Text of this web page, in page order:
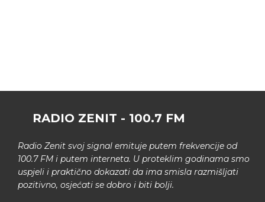
RADIO ZENIT - 100.7 FM
Radio Zenit svoj signal emituje putem frekvencije od
100.7 FM i putem interneta. U proteklim godinama smo
uspjeli i praktično dokazati da ima smisla razmišljati
pozitivno, osjećati se dobro i biti bolji.